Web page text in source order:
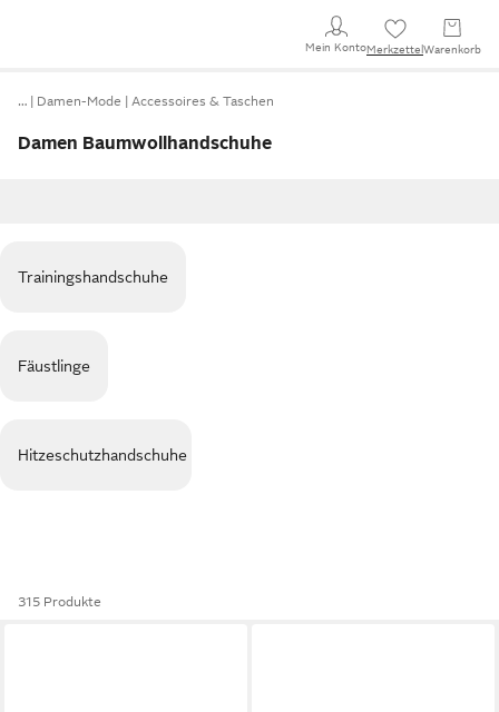
Mein KontoMerkzettel Warenkorb
… Damen-Mode Accessoires & Taschen
Damen Baumwollhandschuhe
Trainingshandschuhe
Fäustlinge
Hitzeschutzhandschuhe
315 Produkte